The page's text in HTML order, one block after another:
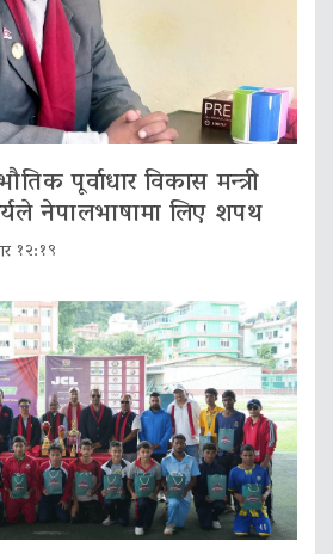
पूर्वाधार विकास मन्त्री
नेपालभाषामा लिए शपथ
१२:१९